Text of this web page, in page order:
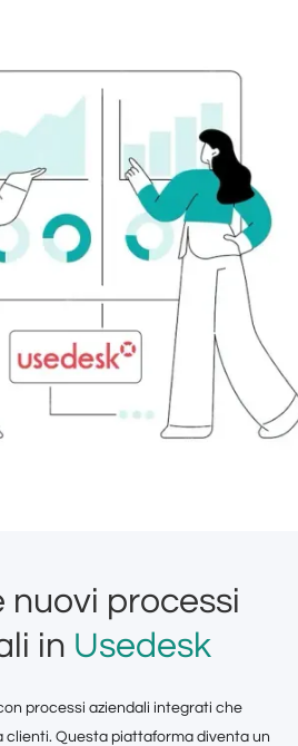
nuovi processi
in Usedesk
processi aziendali integrati che
clienti. Questa piattaforma diventa un